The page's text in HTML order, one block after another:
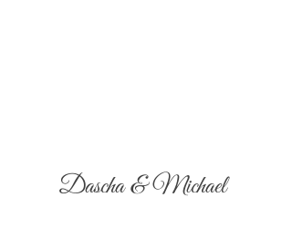
Dascha & Michael